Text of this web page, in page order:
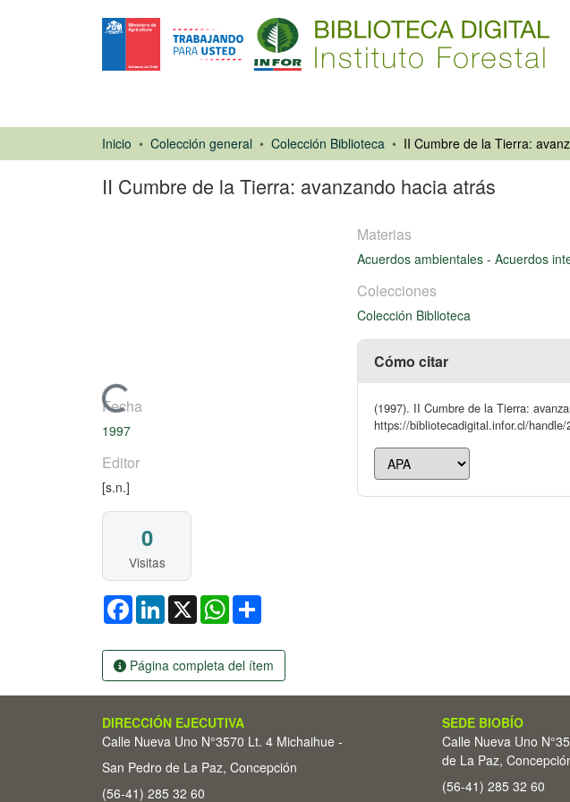
Inicio Colección general Colección Biblioteca
II Cumbre de la Tierra: avanzando hacia atrás
Cargando...
Fecha
1997
Editor
[s.n.]
0
Visitas
FacebookLinkedIn
X WhatsApp
Página completa del ítem
Materias
Acuerdos ambientales - Acuerdos
Colecciones
Colección Biblioteca
Cómo citar
(1997). II Cumbre de la Tierra:
https://bibliotecadigital.infor.cl/
DIRECCIÓN EJECUTIVA
Calle Nueva Uno N°3570 Lt. 4 Michaihue -
San Pedro de La Paz, Concepción
(56-41) 285 32 60
SEDE BIOBÍO
Calle Nueva Uno
de La Paz,
(56-41) 285 32 60